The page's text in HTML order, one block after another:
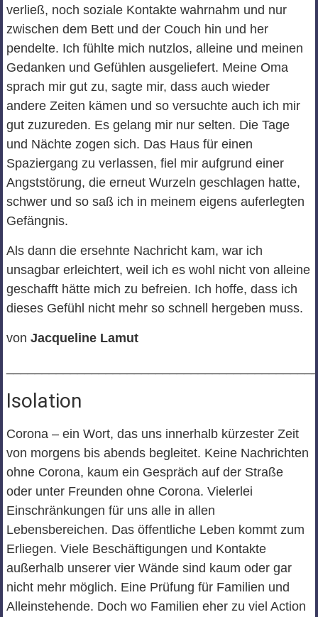
verließ, noch soziale Kontakte wahrnahm und nur
zwischen dem Bett und der Couch hin und her
pendelte. Ich fühlte mich nutzlos, alleine und meinen
Gedanken und Gefühlen ausgeliefert. Meine Oma
sprach mir gut zu, sagte mir, dass auch wieder
andere Zeiten kämen und so versuchte auch ich mir
gut zuzureden. Es gelang mir nur selten. Die Tage
und Nächte zogen sich. Das Haus für einen
Spaziergang zu verlassen, fiel mir aufgrund einer
Angststörung, die erneut Wurzeln geschlagen hatte,
schwer und so saß ich in meinem eigens auferlegten
Gefängnis.
Als dann die ersehnte Nachricht kam, war ich
unsagbar erleichtert, weil ich es wohl nicht von alleine
geschafft hätte mich zu befreien. Ich hoffe, dass ich
dieses Gefühl nicht mehr so schnell hergeben muss.
von Jacqueline Lamut
Isolation
Corona – ein Wort, das uns innerhalb kürzester Zeit
von morgens bis abends begleitet. Keine Nachrichten
ohne Corona, kaum ein Gespräch auf der Straße
oder unter Freunden ohne Corona. Vielerlei
Einschränkungen für uns alle in allen
Lebensbereichen. Das öffentliche Leben kommt zum
Erliegen. Viele Beschäftigungen und Kontakte
außerhalb unserer vier Wände sind kaum oder gar
nicht mehr möglich. Eine Prüfung für Familien und
Alleinstehende. Doch wo Familien eher zu viel Action